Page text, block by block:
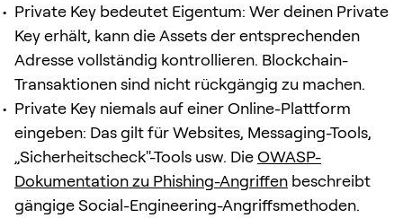
Private Key bedeutet Eigentum: Wer deinen Private
Key erhält, kann die Assets der entsprechenden
Adresse vollständig kontrollieren. Blockchain-
Transaktionen sind nicht rückgängig zu machen.
Private Key niemals auf einer Online-Plattform
eingeben: Das gilt für Websites, Messaging-Tools,
„Sicherheitscheck"-Tools usw. DieOWASP-
Dokumentation zu Phishing-Angriffen beschreibt
gängige Social-Engineering-Angriffsmethoden.